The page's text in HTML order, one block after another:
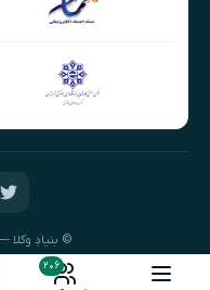
۲۰۶
© بنیادِ
طراحی